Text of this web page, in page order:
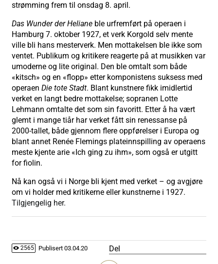
strømming frem til onsdag 8. april.
Das Wunder der Heliane ble urfremført på operaen i
Hamburg 7. oktober 1927, et verk Korgold selv mente
ville bli hans mesterverk. Men mottakelsen ble ikke som
ventet. Publikum og kritikere reagerte på at musikken var
umoderne og lite original. Den ble omtalt som både
«kitsch» og en «flopp» etter komponistens suksess med
operaen Die tote Stadt. Blant kunstnere fikk imidlertid
verket en langt bedre mottakelse; sopranen Lotte
Lehmann omtalte det som sin favoritt. Etter å ha vært
glemt i mange tiår har verket fått sin renessanse på
2000-tallet, både gjennom flere oppførelser i Europa og
blant annet Renée Flemings plateinnspilling av operaens
meste kjente arie «Ich ging zu ihm», som også er utgitt
for fiolin.
Nå kan også vi i Norge bli kjent med verket – og avgjøre
om vi holder med kritikerne eller kunstnerne i 1927.
Tilgjengelig her.
2565 Publisert 03.04.20 Del